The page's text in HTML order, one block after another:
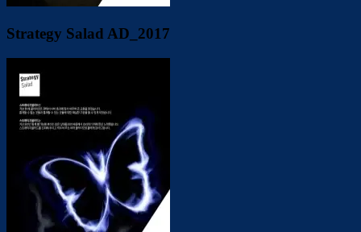
Strategy Salad AD_2017